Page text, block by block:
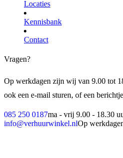
Locaties
Kennisbank
Contact
Vragen?
Op werkdagen zijn wij van 9.00 tot
ook een e-mail sturen, of een
085 250 0187ma - vrij 9.00 - 18.30
info@verhuurwinkel.nlOp